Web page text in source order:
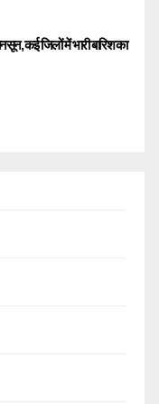
कई जिलों में भारी बारिश का